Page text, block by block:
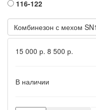
116-122
Комбинезон с мехом
15 000 р. 8 500 р.
В наличии